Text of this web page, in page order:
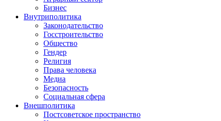
Бизнес
Внутриполитика
Законодательство
Госстроительство
Общество
Гендер
Религия
Права человека
Медиа
Безопасность
Социальная сфера
Внешполитика
Постсоветское пространство